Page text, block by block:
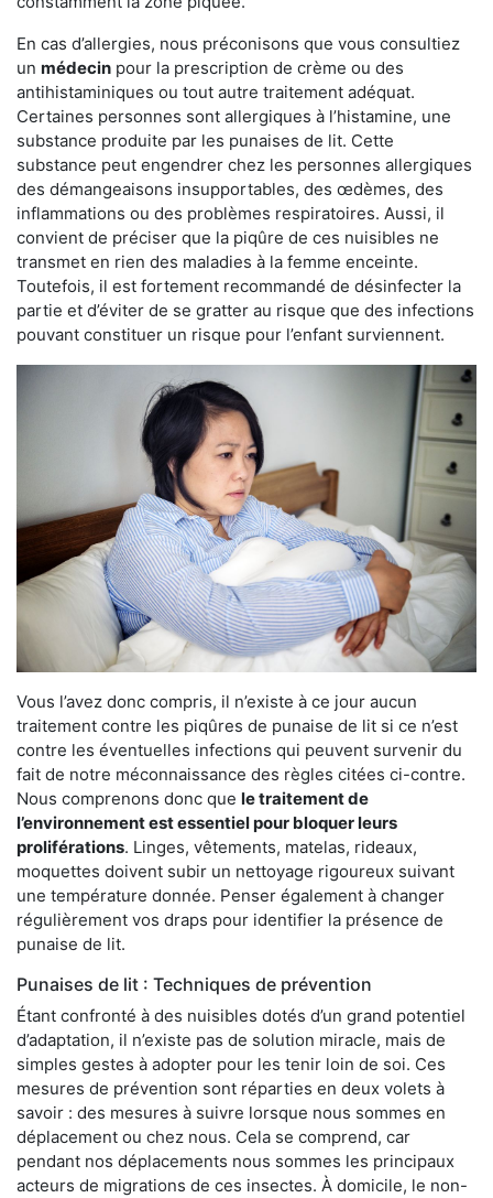
En cas d’allergies, nous préconisons que vous consultiez
un médecin pour la prescription de crème ou des
antihistaminiques ou tout autre traitement adéquat.
Certaines personnes sont allergiques à l’histamine, une
substance produite par les punaises de lit. Cette
substance peut engendrer chez les personnes allergiques
des démangeaisons insupportables, des œdèmes, des
inflammations ou des problèmes respiratoires. Aussi, il
convient de préciser que la piqûre de ces nuisibles ne
transmet en rien des maladies à la femme enceinte.
Toutefois, il est fortement recommandé de désinfecter la
partie et d’éviter de se gratter au risque que des infections
pouvant constituer un risque pour l’enfant surviennent.
Vous l’avez donc compris, il n’existe à ce jour aucun
traitement contre les piqûres de punaise de lit si ce n’est
contre les éventuelles infections qui peuvent survenir du
fait de notre méconnaissance des règles citées ci-contre.
Nous comprenons donc que le traitement de
l’environnement est essentiel pour bloquer leurs
proliférations. Linges, vêtements, matelas, rideaux,
moquettes doivent subir un nettoyage rigoureux suivant
une température donnée. Penser également à changer
régulièrement vos draps pour identifier la présence de
punaise de lit.
Punaises de lit : Techniques de prévention
Étant confronté à des nuisibles dotés d’un grand potentiel
d’adaptation, il n’existe pas de solution miracle, mais de
simples gestes à adopter pour les tenir loin de soi. Ces
mesures de prévention sont réparties en deux volets à
savoir : des mesures à suivre lorsque nous sommes en
déplacement ou chez nous. Cela se comprend, car
pendant nos déplacements nous sommes les principaux
acteurs de migrations de ces insectes. À domicile, le non-